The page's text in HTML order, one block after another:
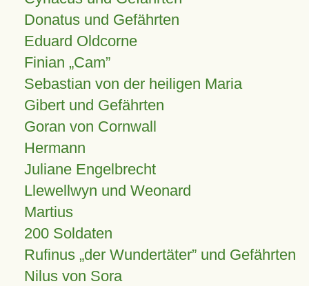
Donatus und Gefährten
Eduard Oldcorne
Finian Cam
Sebastian von der heiligen Maria
Gibert und Gefährten
Goran von Cornwall
Hermann
Juliane Engelbrecht
Llewellwyn und Weonard
Martius
200 Soldaten
Rufinus „der Wundertäter” und Gefährten
Nilus von Sora